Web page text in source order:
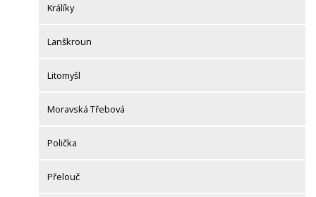
Králíky
Lanškroun
Litomyšl
Moravská Třebová
Polička
Přelouč